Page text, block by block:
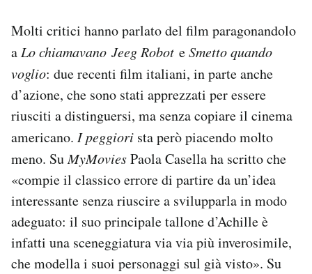
Molti critici hanno parlato del film paragonandolo
aLo chiamavano Jeeg Robot eSmetto quando
voglio: due recenti film italiani, in parte anche
d’azione, che sono stati apprezzati per essere
riusciti a distinguersi, ma senza copiare il cinema
americano. I peggiori sta però piacendo molto
meno. SuMyMoviesPaola Casella ha scritto che
«compie il classico errore di partire da un’idea
interessante senza riuscire a svilupparla in modo
adeguato: il suo principale tallone d’Achille è
infatti una sceneggiatura via via più inverosimile,
che modella i suoi personaggi sul già visto». Su